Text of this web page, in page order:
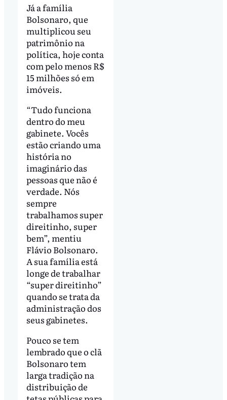
Já a família
Bolsonaro, que
multiplicou seu
patrimônio na
política, hoje conta
com pelo menos R$
15 milhões só em
imóveis.
“Tudo funciona
dentro do meu
gabinete. Vocês
estão criando uma
história no
imaginário das
pessoas que não é
verdade. Nós
sempre
trabalhamos super
direitinho, super
bem”, mentiu
Flávio Bolsonaro.
A sua família está
longe de trabalhar
“super direitinho”
quando se trata da
administração dos
seus gabinetes.
Pouco se tem
lembrado que o clã
Bolsonaro tem
larga tradição na
distribuição de